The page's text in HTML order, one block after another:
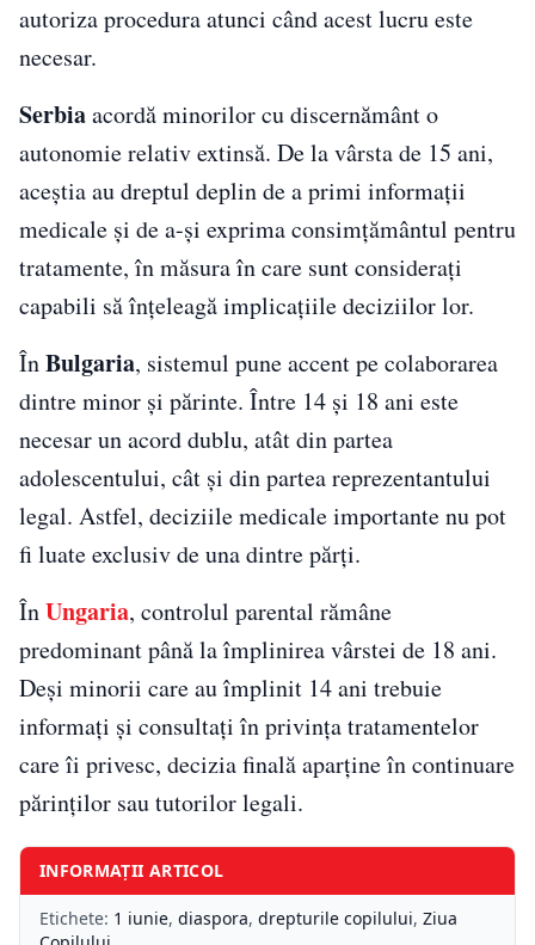
autoriza procedura atunci când acest lucru este
necesar.
Serbiaacordă minorilor cu discernământ o
autonomie relativ extinsă. De la vârsta de 15 ani,
aceștia au dreptul deplin de a primi informații
medicale și de a-și exprima consimțământul pentru
tratamente, în măsura în care sunt considerați
capabili să înțeleagă implicațiile deciziilor lor.
ÎnBulgaria, sistemul pune accent pe colaborarea
dintre minor și părinte. Între 14 și 18 ani este
necesar un acord dublu, atât din partea
adolescentului, cât și din partea reprezentantului
legal. Astfel, deciziile medicale importante nu pot
fi luate exclusiv de una dintre părți.
ÎnUngaria, controlul parental rămâne
predominant până la împlinirea vârstei de 18 ani.
Deși minorii care au împlinit 14 ani trebuie
informați și consultați în privința tratamentelor
care îi privesc, decizia finală aparține în continuare
părinților sau tutorilor legali.
INFORMAȚII ARTICOL
Etichete: 1 iunie, diaspora, drepturile copilului, Ziua